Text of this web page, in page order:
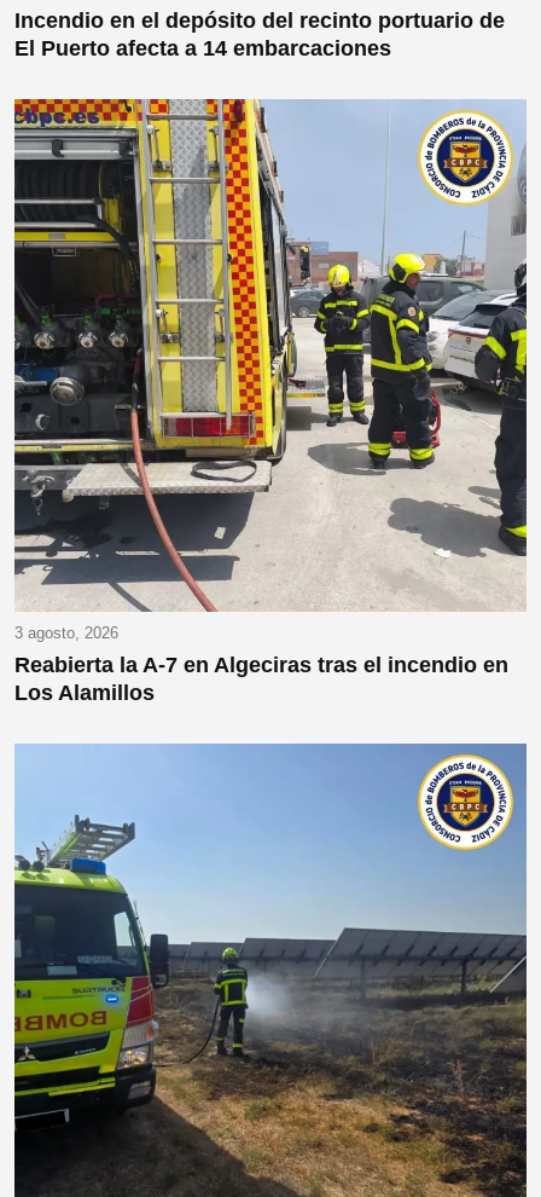
Incendio en el depósito del recinto portuario de
El Puerto afecta a 14 embarcaciones
3 agosto, 2026
Reabierta la A-7 en Algeciras tras el incendio en
Los Alamillos